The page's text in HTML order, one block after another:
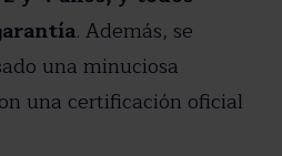
. Además, se
una minuciosa
una certificación oficial